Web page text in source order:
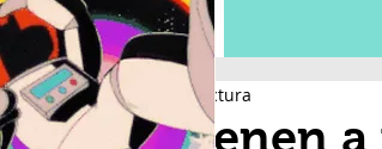
Detienen
1 min de lectura